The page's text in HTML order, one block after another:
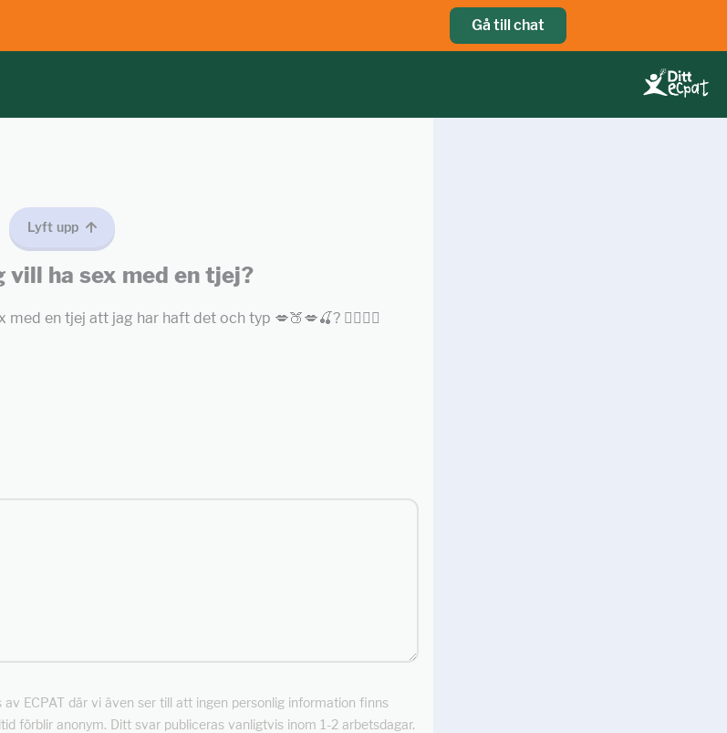
Gå till chat
Lyft upp
vill ha sex med en tjej?
en tjej att jag har haft det och typ 💋🍑💋🍒? 👌🏼👌🏼
ECPAT där vi även ser till att ingen personlig information finns
förblir anonym. Ditt svar publiceras vanligtvis inom 1-2 arbetsdagar.